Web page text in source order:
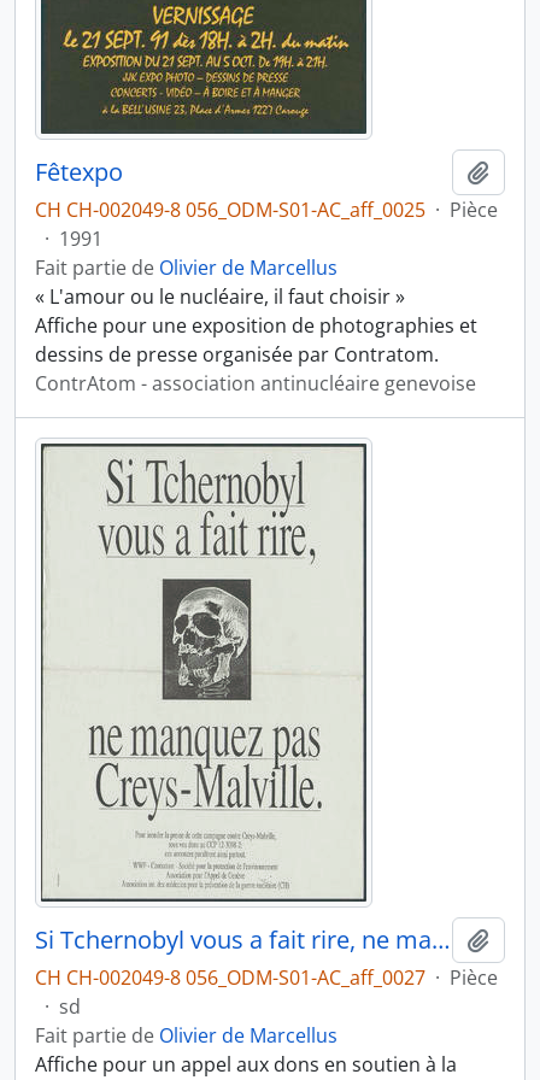
Fêtexpo
CH CH-002049-8 056_ODM-S01-AC_aff_0025 · Pièce
· 1991
Fait partie de Olivier de Marcellus
« L'amour ou le nucléaire, il faut choisir »
Affiche pour une exposition de photographies et
dessins de presse organisée par Contratom.
ContrAtom - association antinucléaire genevoise
Si Tchernobyl vous a fait rire, ne manquez pas Creys-Malville
CH CH-002049-8 056_ODM-S01-AC_aff_0027 · Pièce
· sd
Fait partie de Olivier de Marcellus
Affiche pour un appel aux dons en soutien à la